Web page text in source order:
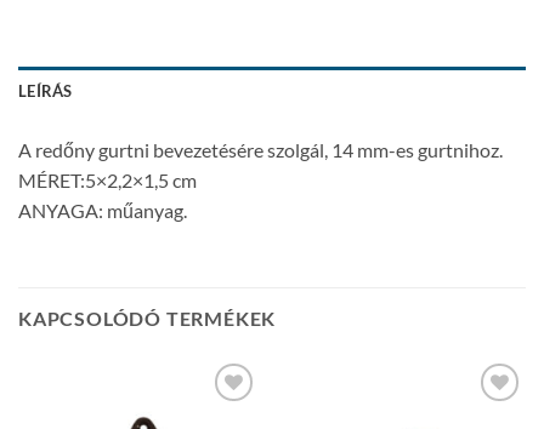
LEÍRÁS
A redőny gurtni bevezetésére szolgál, 14 mm-es gurtnihoz.
MÉRET:5×2,2×1,5 cm
ANYAGA: műanyag.
KAPCSOLÓDÓ TERMÉKEK